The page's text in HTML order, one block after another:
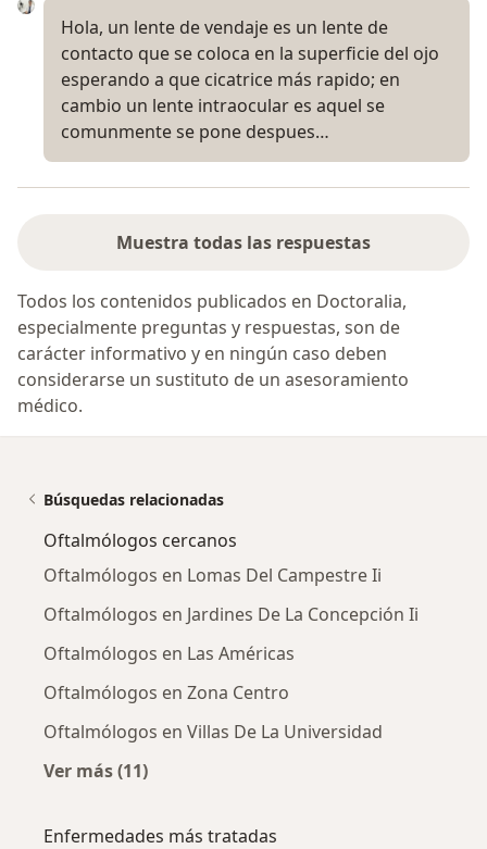
Hola, un lente de vendaje es un lente de
contacto que se coloca en la superficie del ojo
esperando a que cicatrice más rapido; en
cambio un lente intraocular es aquel se
comunmente se pone despues…
Muestra todas las respuestas
Todos los contenidos publicados en Doctoralia,
especialmente preguntas y respuestas, son de
carácter informativo y en ningún caso deben
considerarse un sustituto de un asesoramiento
médico.
Búsquedas relacionadas
Oftalmólogos cercanos
Oftalmólogos en Lomas Del Campestre Ii
Oftalmólogos en Jardines De La Concepción Ii
Oftalmólogos en Las Américas
Oftalmólogos en Zona Centro
Oftalmólogos en Villas De La Universidad
Ver más (11)
Enfermedades más tratadas